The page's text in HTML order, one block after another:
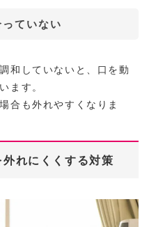
ていない
和していないと、口を動
ます。
合も外れやすくなりま
れにくくする対策